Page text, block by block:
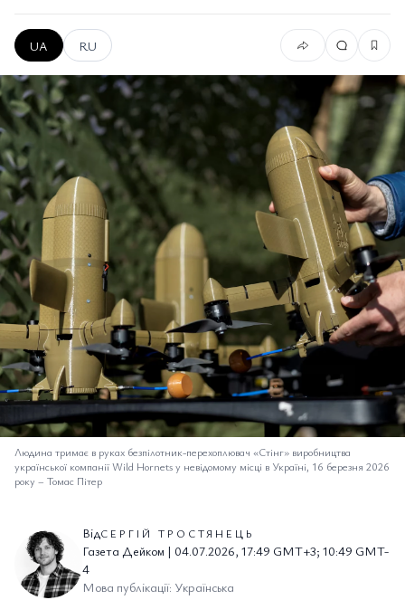
UA RU
Людина тримає в руках безпілотник-перехоплювач «Стінг» виробництва
української компанії Wild Hornets у невідомому місці в Україні, 16 березня 2026
року – Томас Пітер
ВідСЕРГІЙ ТРОСТЯНЕЦЬ
Газета Дейком | 04.07.2026, 17:49 GMT+3; 10:49 GMT-
4
Мова публікації: Українська